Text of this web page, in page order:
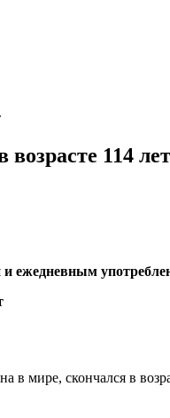
114 лет
и ежедневным
мире, скончался в